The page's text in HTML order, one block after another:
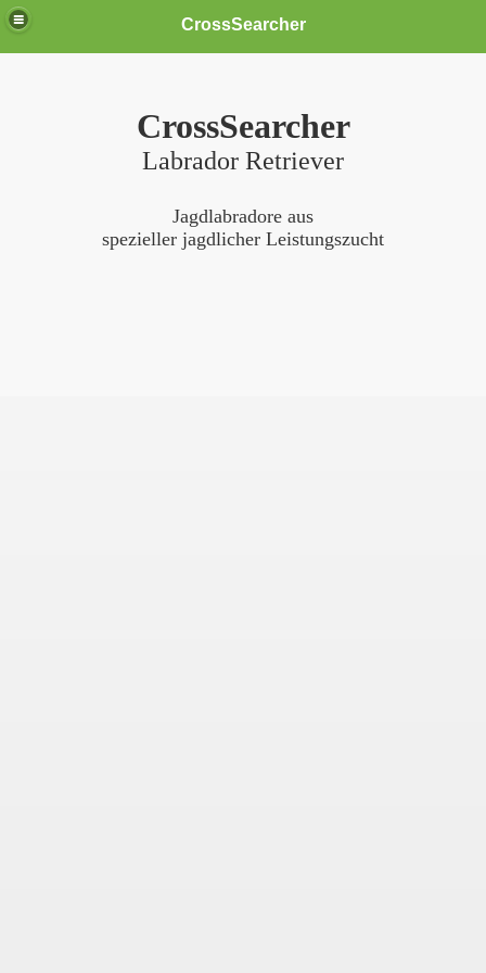
CrossSearcher
CrossSearcher
Labrador Retriever
Jagdlabradore aus
spezieller jagdlicher Leistungszucht